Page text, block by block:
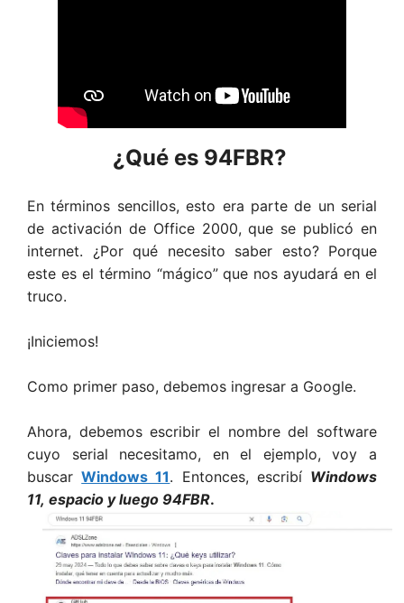
¿Qué es 94FBR?
En términos sencillos, esto era parte de un serial
de activación de Office 2000, que se publicó en
internet. ¿Por qué necesito saber esto? Porque
este es el término “mágico” que nos ayudará en el
truco.
¡Iniciemos!
Como primer paso, debemos ingresar a Google.
Ahora, debemos escribir el nombre del software
cuyo serial necesitamo, en el ejemplo, voy a
buscarWindows 11. Entonces, escribí Windows
11, espacio y luego 94FBR.